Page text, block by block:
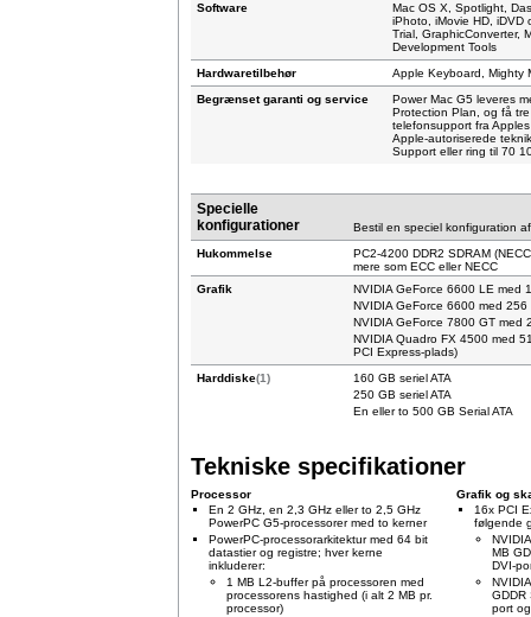
Software
Mac OS X, Spotlight,
iPhoto, iMovie HD, iDVD
Trial, GraphicConverter,
Development Tools
Hardwaretilbehør
Apple Keyboard, Mighty
Begrænset garanti og service
Power Mac G5 leveres
Protection Plan, og få
telefonsupport fra
Apple-autoriserede
Support eller ring til 70
Specielle
konfigurationer
Bestil en speciel konfiguration
Hukommelse
PC2-4200 DDR2 SDRAM
mere som ECC eller NECC
Grafik
NVIDIA GeForce 6600 LE med
NVIDIA GeForce 6600 med 256
NVIDIA GeForce 7800 GT med
NVIDIA Quadro FX 4500 med
PCI Express-plads)
Harddiske(1)
160 GB seriel ATA
250 GB seriel ATA
En eller to 500 GB Serial ATA
Tekniske specifikationer
Processor
En 2 GHz, en 2,3 GHz eller to 2,5 GHz
PowerPC G5-processorer med to kerner
PowerPC-processorarkitektur med 64 bit
datastier og registre; hver kerne
inkluderer:
1 MB L2-buffer på processoren med
processorens hastighed (i alt 2 MB pr.
processor)
Grafik og
16x PCI
følgende
MB
DVI-
GDDR
port